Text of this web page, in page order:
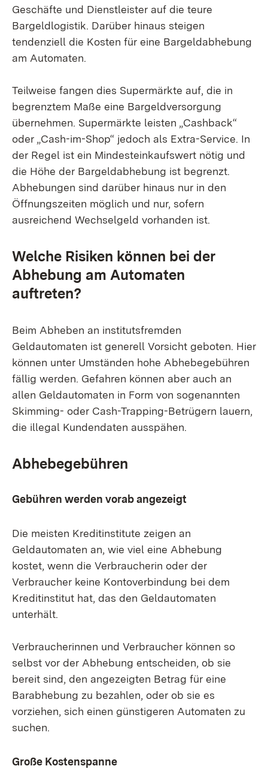
Geschäfte und Dienstleister auf die teure
Bargeldlogistik. Darüber hinaus steigen
tendenziell die Kosten für eine Bargeldabhebung
am Automaten.
Teilweise fangen dies Supermärkte auf, die in
begrenztem Maße eine Bargeldversorgung
übernehmen. Supermärkte leisten „Cashback“
oder „Cash-im-Shop“ jedoch als Extra-Service. In
der Regel ist ein Mindesteinkaufswert nötig und
die Höhe der Bargeldabhebung ist begrenzt.
Abhebungen sind darüber hinaus nur in den
Öffnungszeiten möglich und nur, sofern
ausreichend Wechselgeld vorhanden ist.
Welche Risiken können bei der
Abhebung am Automaten
auftreten?
Beim Abheben an institutsfremden
Geldautomaten ist generell Vorsicht geboten. Hier
können unter Umständen hohe Abhebegebühren
fällig werden. Gefahren können aber auch an
allen Geldautomaten in Form von sogenannten
Skimming- oder Cash-Trapping-Betrügern lauern,
die illegal Kundendaten ausspähen.
Abhebegebühren
Gebühren werden vorab angezeigt
Die meisten Kreditinstitute zeigen an
Geldautomaten an, wie viel eine Abhebung
kostet, wenn die Verbraucherin oder der
Verbraucher keine Kontoverbindung bei dem
Kreditinstitut hat, das den Geldautomaten
unterhält.
Verbraucherinnen und Verbraucher können so
selbst vor der Abhebung entscheiden, ob sie
bereit sind, den angezeigten Betrag für eine
Barabhebung zu bezahlen, oder ob sie es
vorziehen, sich einen günstigeren Automaten zu
suchen.
Große Kostenspanne